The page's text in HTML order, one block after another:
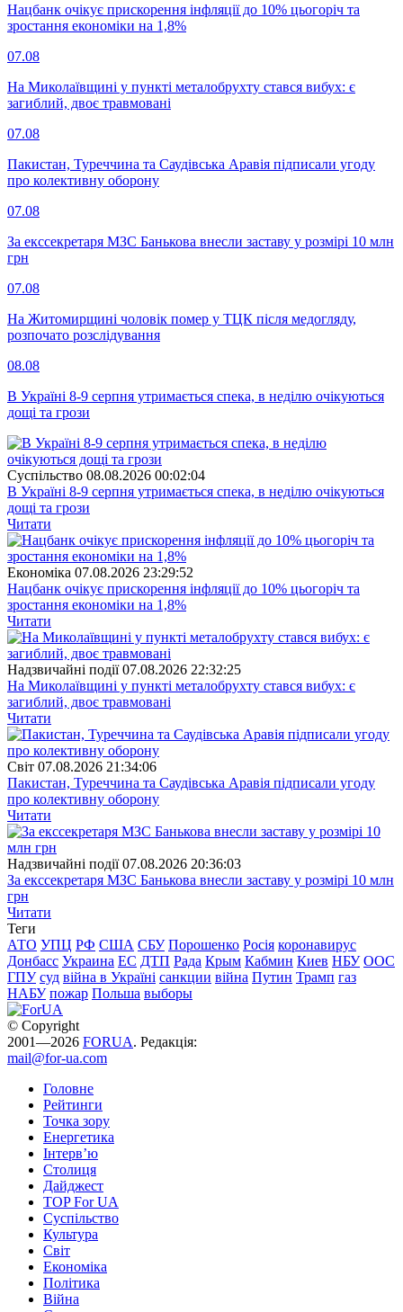
Нацбанк очікує прискорення інфляції до 10% цьогоріч та
зростання економіки на 1,8%
07.08
На Миколаївщині у пункті металобрухту стався вибух: є
загиблий, двоє травмовані
07.08
Пакистан, Туреччина та Саудівська Аравія підписали угоду
про колективну оборону
07.08
За екссекретаря МЗС Банькова внесли заставу у розмірі 10 млн
грн
07.08
На Житомирщині чоловік помер у ТЦК після медогляду,
розпочато розслідування
08.08
В Україні 8-9 серпня утримається спека, в неділю очікуються
дощі та грози
Суспiльство 08.08.2026 00:02:04
В Україні 8-9 серпня утримається спека, в неділю очікуються
дощі та грози
Читати
Економіка 07.08.2026 23:29:52
Нацбанк очікує прискорення інфляції до 10% цьогоріч та
зростання економіки на 1,8%
Читати
Надзвичайні події 07.08.2026 22:32:25
На Миколаївщині у пункті металобрухту стався вибух: є
загиблий, двоє травмовані
Читати
Свiт 07.08.2026 21:34:06
Пакистан, Туреччина та Саудівська Аравія підписали угоду
про колективну оборону
Читати
Надзвичайні події 07.08.2026 20:36:03
За екссекретаря МЗС Банькова внесли заставу у розмірі 10 млн
грн
Читати
Теги
АТО УПЦ РФ США СБУ Порошенко Росія коронавирус
Донбасс Украина ЕС ДТП Рада Крым Кабмин Киев НБУ ООС
ГПУ суд війна в Україні санкции війна Путин Трамп газ
НАБУ пожар Польша выборы
© Copyright
2001—2026 FORUA. Редакція:
mail@for-ua.com
Головне
Рейтинги
Точка зору
Енергетика
Інтерв’ю
Столиця
Дайджест
TOP For UA
Суспiльство
Культура
Світ
Економіка
Політика
Війна